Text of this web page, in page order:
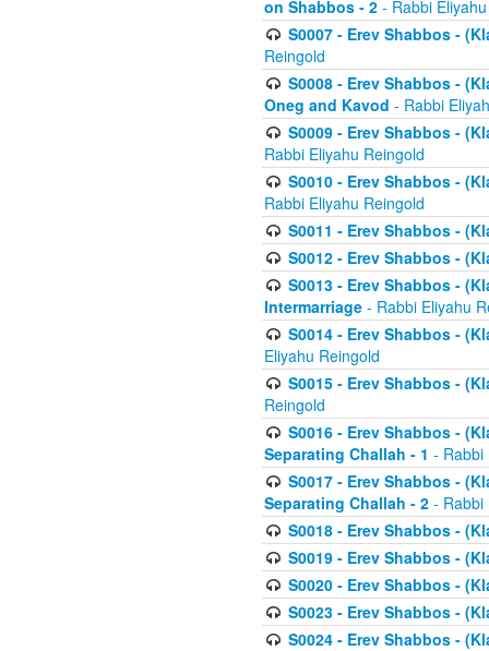
on Shabbos - 2 - Rabbi
S0007 - Erev Shabbos -
Reingold
S0008 - Erev Shabbos -
Oneg and Kavod - Rabbi
S0009 - Erev Shabbos -
Rabbi Eliyahu Reingold
S0010 - Erev Shabbos -
Rabbi Eliyahu Reingold
S0011 - Erev Shabbos -
S0012 - Erev Shabbos -
S0013 - Erev Shabbos -
Intermarriage - Rabbi Eliyahu
S0014 - Erev Shabbos -
Eliyahu Reingold
S0015 - Erev Shabbos -
Reingold
S0016 - Erev Shabbos -
Separating Challah - 1 - Rabbi
S0017 - Erev Shabbos -
Separating Challah - 2 - Rabbi
S0018 - Erev Shabbos -
S0019 - Erev Shabbos -
S0020 - Erev Shabbos -
S0023 - Erev Shabbos -
S0024 - Erev Shabbos -